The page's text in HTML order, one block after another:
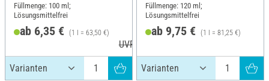
Füllmenge: 100 ml;
Lösungsmittelfrei
ab 6,35 € (1 l = 63,50 €)
UVP 8,29 €
Füllmenge: 120 ml;
Lösungsmittelfrei
ab 9,75 € (1 l = 81,25 €)